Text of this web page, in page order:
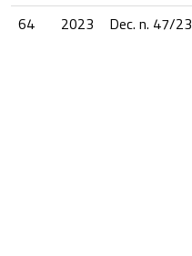
64
2023 Dec. n. 47/23